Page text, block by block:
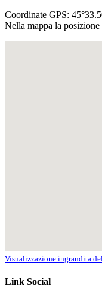
Coordinate GPS:
Nella mappa la posizione
Visualizzazione ingrandita
Link Social